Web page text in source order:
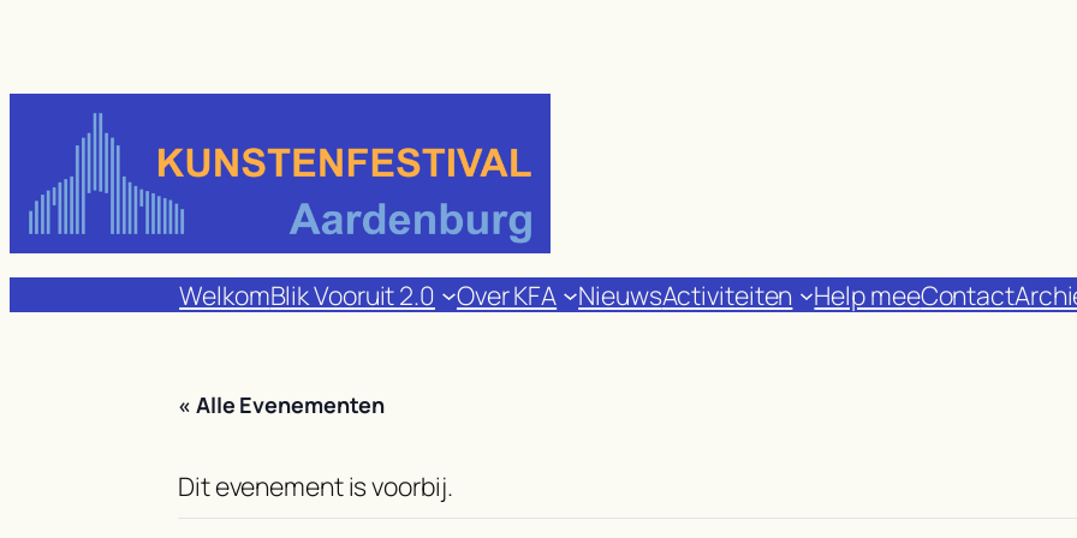
WelkomBlik Vooruit 2.0 Over KFA NieuwsActiviteiten Help meeContact
« Alle Evenementen
Dit evenement is voorbij.